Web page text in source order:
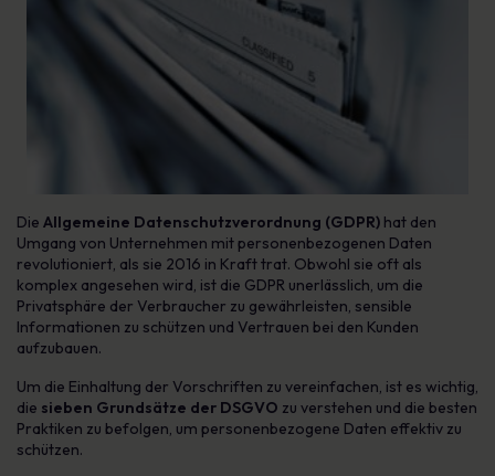
Die Allgemeine Datenschutzverordnung (GDPR) hat den
Umgang von Unternehmen mit personenbezogenen Daten
revolutioniert, als sie 2016 in Kraft trat. Obwohl sie oft als
komplex angesehen wird, ist die GDPR unerlässlich, um die
Privatsphäre der Verbraucher zu gewährleisten, sensible
Informationen zu schützen und Vertrauen bei den Kunden
aufzubauen.
Um die Einhaltung der Vorschriften zu vereinfachen, ist es wichtig,
die sieben Grundsätze der DSGVO zu verstehen und die besten
Praktiken zu befolgen, um personenbezogene Daten effektiv zu
schützen.